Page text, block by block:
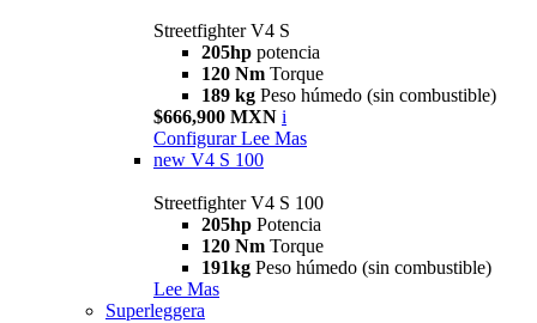
Streetfighter V4 S
205hp potencia
120 Nm Torque
189 kg Peso húmedo (sin combustible)
$666,900 MXN i
Configurar Lee Mas
new V4 S 100
Streetfighter V4 S 100
205hp Potencia
120 Nm Torque
191kg Peso húmedo (sin combustible)
Lee Mas
Superleggera